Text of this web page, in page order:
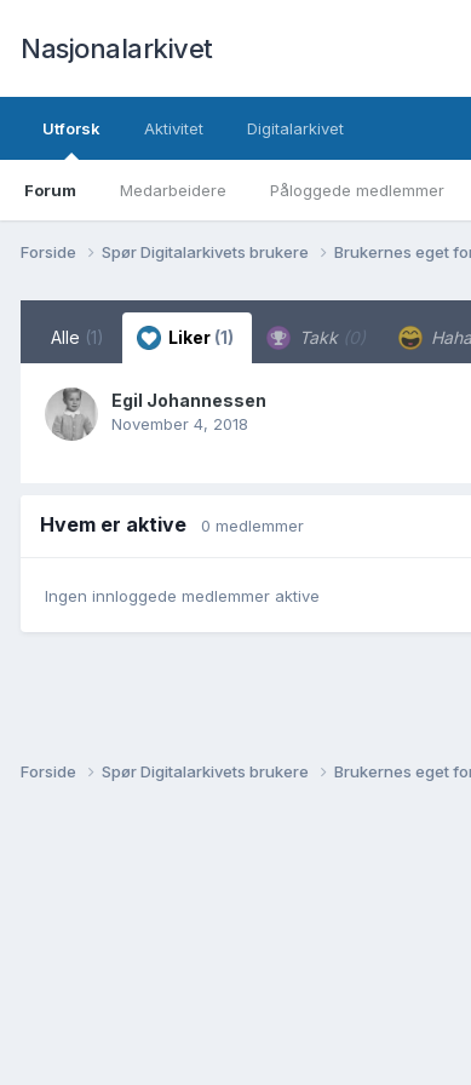
Nasjonalarkivet
Utforsk
Forum Medarbeidere Påloggede medlemmer
Aktivitet Digitalarkivet
Forside Spør Digitalarkivets brukere Brukernes eget
Alle (1) Liker (1) Takk (0) Haha
Egil Johannessen
November 4, 2018
Hvem er aktive 0 medlemmer
Ingen innloggede medlemmer aktive
Forside Spør Digitalarkivets brukere Brukernes eget